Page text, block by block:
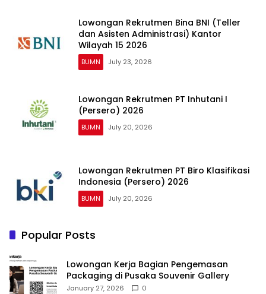
Lowongan Rekrutmen Bina BNI (Teller
dan Asisten Administrasi) Kantor
Wilayah 15 2026
BUMN July 23, 2026
Lowongan Rekrutmen PT Inhutani I
(Persero) 2026
BUMN July 20, 2026
Lowongan Rekrutmen PT Biro Klasifikasi
Indonesia (Persero) 2026
BUMN July 20, 2026
Popular Posts
Lowongan Kerja Bagian Pengemasan
Packaging di Pusaka Souvenir Gallery
January 27, 2026 0